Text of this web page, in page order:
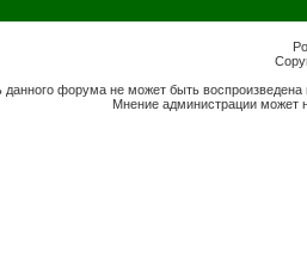
данного форума не может быть
Мнение администрации может